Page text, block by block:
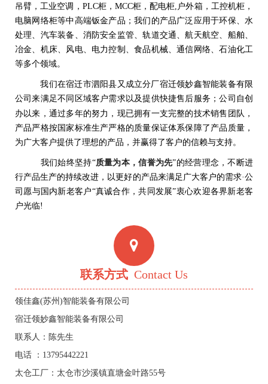
吊臂，工业空调，PLC柜，MCC柜，配电柜,户外箱，工控机柜，
电脑网络柜等中高端钣金产品；我们的产品广泛应用于环保、水
处理、汽车装备、消防安全监管、轨道交通、航天航空、船舶、
冶金、机床、风电、电力控制、食品机械、通信网络、石油化工
等多个领域。
我们在宿迁市泗阳县 又成立分厂宿迁领妙鑫智能装备有限
公司来满足不同区域客户需求以及提供快捷售后服务；公司自创
办以来，通过多年的努力，现已拥有一支完整的技术销售团队 ，
产品严格按国家标准生产严格的质量保证体系保障了产品质量，
为广大客户提供了理想的产品，并赢得了客户的信赖与支持。
我们始终坚持“质量为本，信誉为先”的经营理念，不断进
行产品生产的持续改进，以更好的产品来满足广大客户的需求·公
司愿与国内新老客户“真诚合作，共同发展”衷心欢迎各界新老客
户光临!
联系方式 Contact Us
领佳鑫(苏州)智能装备有限公司
宿迁领妙鑫智能装备有限公司
联系人：陈先生
电话 ：13795442221
太仓工厂：太仓市沙溪镇直塘金叶路55号